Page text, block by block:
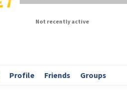
Not recently active
Profile Friends Groups